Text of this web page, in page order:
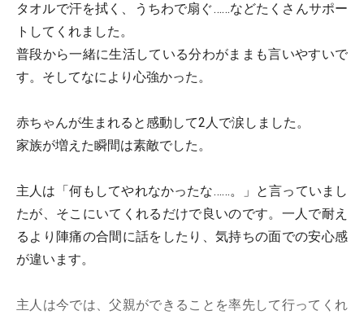
タオルで汗を拭く、うちわで扇ぐ……などたくさんサポー
トしてくれました。
普段から一緒に生活している分わがままも言いやすいで
す。そしてなにより心強かった。
赤ちゃんが生まれると感動して2人で涙しました。
家族が増えた瞬間は素敵でした。
主人は「何もしてやれなかったな……。」と言っていまし
たが、そこにいてくれるだけで良いのです。一人で耐え
るより陣痛の合間に話をしたり、気持ちの面での安心感
が違います。
主人は今では、父親ができることを率先して行ってくれ